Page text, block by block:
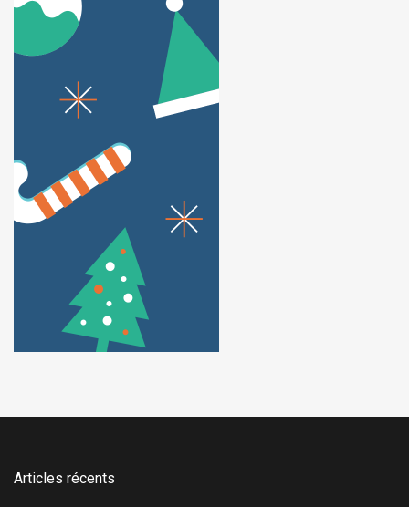
Articles récents